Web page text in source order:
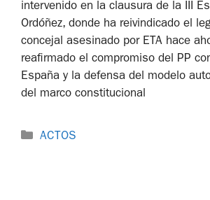
intervenido en la clausura de la III
Ordóñez, donde ha reivindicado el
concejal asesinado por ETA hace
reafirmado el compromiso del PP
España y la defensa del modelo
del marco constitucional
ACTOS